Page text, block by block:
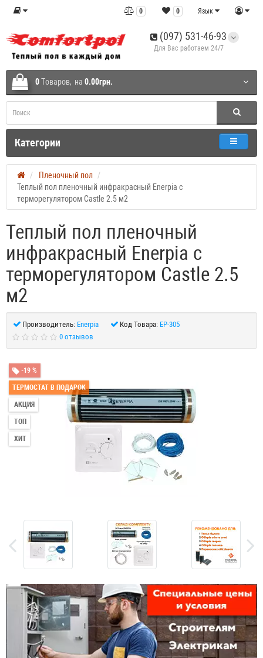
Язык
0
0
(097) 531-46-93
Для Вас работаем 24/7
0Tоваров, на 0.00грн.
Категории
Пленочный пол
Теплый пол пленочный инфракрасный Enerpia с
терморегулятором Castle 2.5 м2
Теплый пол пленочный
инфракрасный Enerpia с
терморегулятором Castle 2.5
м2
Производитель: Enerpia Код Товара: EP-305
0 отзывов
-19 %
ТЕРМОСТАТ В ПОДАРОК
АКЦИЯ
ТОП
ХИТ